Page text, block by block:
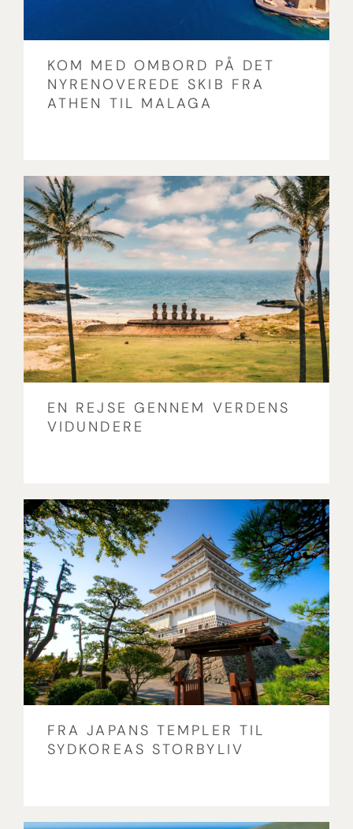
KOM MED OMBORD PÅ DET
NYRENOVEREDE SKIB FRA
ATHEN TIL MALAGA
EN REJSE GENNEM VERDENS
VIDUNDERE
FRA JAPANS TEMPLER TIL
SYDKOREAS STORBYLIV